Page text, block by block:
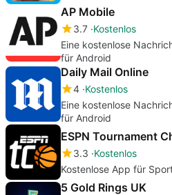
AP Mobile
3.7 Kostenlos
Eine kostenlose
für Android
Daily Mail Online
4 Kostenlos
Eine kostenlose
für Android
ESPN Tournament
3.3 Kostenlos
Kostenlose App für
5 Gold Rings UK